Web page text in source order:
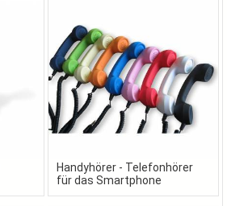
Handyhörer - Telefonhörer
für das Smartphone